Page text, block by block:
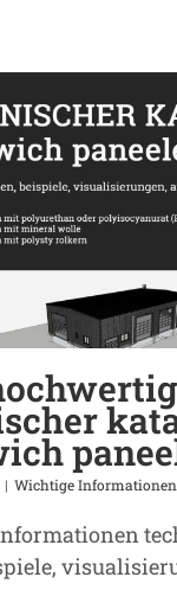
| Wichtige Informationen